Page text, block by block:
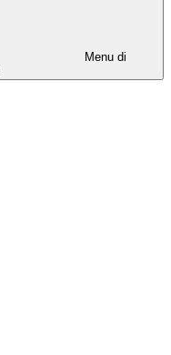
Menu di